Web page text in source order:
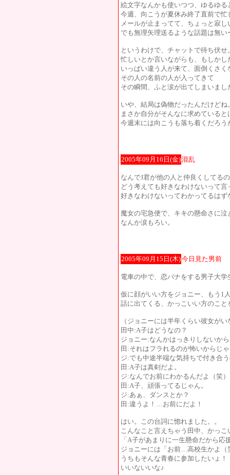
絵文字なんかも使いつつ、ゆるゆ
今週、向こうが夏休み終了直前で
メールが止まってて、ちょっと寂し
でも無理矢理送るような話題は無い
というわけで、チャットで待ち伏せ
忙しいとか言いながらも、もしか
いっぱい違う人が来て、面倒くさく
その人の名前の人が入ってきて
その瞬間、ふと涙が出てしまいまし
いや、結局は偽物だったんだけどね
まさか自分がそんなに求めている
今週末には向こうも落ち着くだろ
2005年09月16日(金)混乱
なんでJ君が他の人と仲良くしてる
どう考えても好きなわけないって言
好きなわけないってわかってるはず
魔女の宅急便で、キキの懸命さに泣
なんか涙もろい。
2005年09月15日(木)今日見た男前
電車の中で、恋バナをする男子大学
仮に顔がいい方をジョニー、もう1
話に出てくる、かっこいい方のこ
（ジョニーには半年くらい彼女が
田中:A子はどうなの？
ジョニー:なんかはっきりしないか
田:それはフラれるのが怖いからじ
ジ:でも中途半端な気持ちで付き合
田:A子は真剣だよ。
ジ:なんでお前にわかるんだよ（笑）
田:A子、頑張ってるじゃん。
ジ:あぁ、ダンスとか？
田:違うよ！…お前にだよ！
はい。この台詞に惚れました。。
こんなこと言えちゃう田中、かっ
「A子があまりに一生懸命だから
ジョニーには「お前…高校生かよ（
うちもそんな青春に参加したいょ！
いいないいな♪